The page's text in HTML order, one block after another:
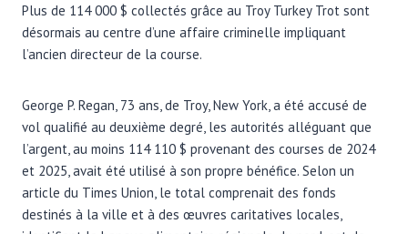
Plus de 114 000 $ collectés grâce au Troy Turkey Trot sont
désormais au centre d’une affaire criminelle impliquant
l’ancien directeur de la course.
George P. Regan, 73 ans, de Troy, New York, a été accusé de
vol qualifié au deuxième degré, les autorités alléguant que
l’argent, au moins 114 110 $ provenant des courses de 2024
et 2025, avait été utilisé à son propre bénéfice. Selon un
article du Times Union, le total comprenait des fonds
destinés à la ville et à des œuvres caritatives locales,